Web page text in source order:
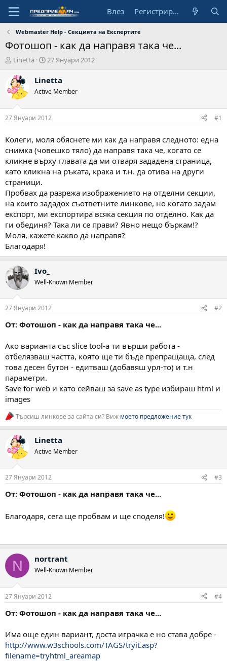
Влез Регистрирай се
Webmaster Help - Секцията на Експертите
Фотошоп - как да направя така че...
А
т
о
р
Linetta
Н
ч
л
а
д
т
а
27 Януари 2012
Linetta
Active Member
27 Януари 2012 #1
Колеги, моля обяснете ми как да направя следното: една
снимка (човешко тяло) да направя така че, когато се
кликне върху главата да ми отваря зададена страница,
като кликна на ръката, крака и т.н. да отива на други
страници.
Пробвах да разрежа изображението на отделни секции,
на които зададох съответните линкове, но когато задам
експорт, ми експортира всяка секция по отделно. Как да
ги обединя? Така ли се прави? Явно нещо бъркам!?
Моля, кажете какво да направя?
Благодаря!
Ivo_
Well-Known Member
27 Януари 2012 #2
От: Фотошоп - как да направя така че...
Ако варианта със slice tool-a ти върши работа -
отбелязваш частта, която ще ти бъде препращаща, след
това десен бутон - едитваш (добавяш урл-то) и т.н
параметри.
Save for web и като сейваш за save as type избираш html и
images
Търсиш линкове за сайта си? Виж моето предложение тук
Linetta
Active Member
27 Януари 2012 #3
От: Фотошоп - как да направя така че...
Благодаря, сега ще пробвам и ще споделя!
N nortrant
Well-Known Member
27 Януари 2012 #4
От: Фотошоп - как да направя така че...
Има още един вариант, доста играчка е но става добре -
http://www.w3schools.com/TAGS/tryit.asp?
filename=tryhtml_areamap